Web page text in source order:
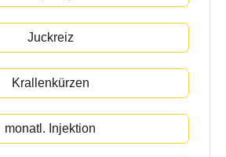
Juckreiz
Krallenkürzen
monatl. Injektion